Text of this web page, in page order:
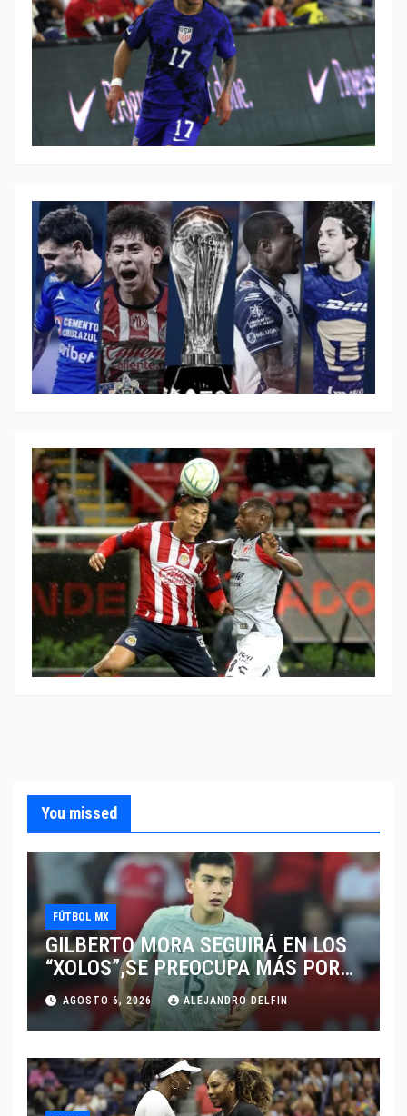
You missed
FÚTBOL MX
GILBERTO MORA SEGUIRÁ EN LOS
“XOLOS”,SE PREOCUPA MÁS POR
JUGAR EN SU EQUIPO.
AGOSTO 6, 2026 ALEJANDRO DELFIN